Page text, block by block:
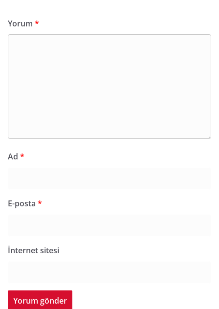
Yorum *
Ad *
E-posta *
İnternet sitesi